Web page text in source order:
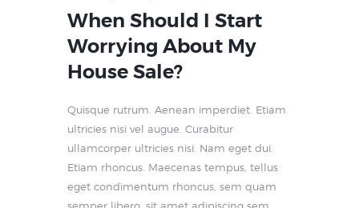
When Should I Start
Worrying About My
House Sale?
Quisque rutrum. Aenean imperdiet. Etiam
ultricies nisi vel augue. Curabitur
ullamcorper ultricies nisi. Nam eget dui.
Etiam rhoncus. Maecenas tempus, tellus
eget condimentum rhoncus, sem quam